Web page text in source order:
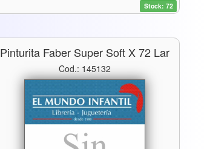
Stock: 72
Pinturita Faber Super Soft X 72 Lar
Cod.: 145132